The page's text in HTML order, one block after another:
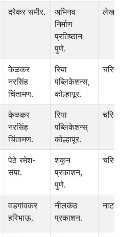
दरेकर समीर.
अभिनव
निर्माण
प्रतिष्ठान
पुणे.
लेख
केळकर
नरसिंह
चिंतामण.
रिया
पब्लिकेशन्स,
कोल्हापूर.
केळकर
नरसिंह
चिंतामण.
रिया
पब्लिकेशन्स्
कोल्हापूर.
पेठे रमेश-
संपा.
शकुन
प्रकाशन,
पुणे.
वडगांवकर
हरिभाऊ.
नीलकंठ
प्रकाशन.
नाटक.